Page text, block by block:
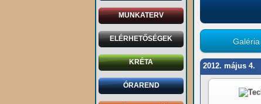
MUNKATERV
ELÉRHETŐSÉGEK
KRÉTA
ÓRAREND
Galéria
2012. május 4.